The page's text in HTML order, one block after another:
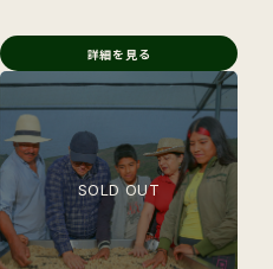
詳細を見る